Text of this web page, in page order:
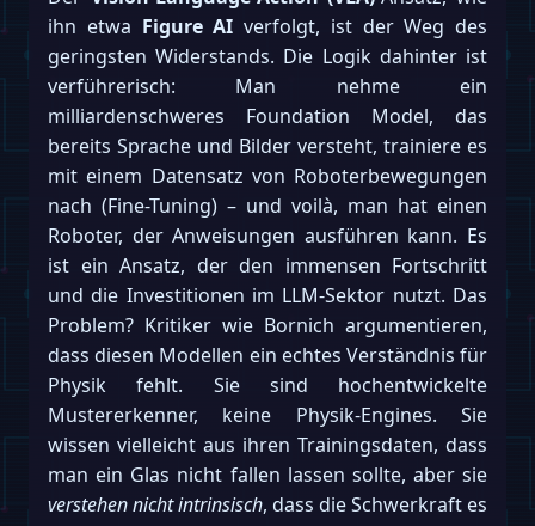
ihn etwa Figure AI verfolgt, ist der Weg des
geringsten Widerstands. Die Logik dahinter ist
verführerisch: Man nehme ein
milliardenschweres Foundation Model, das
bereits Sprache und Bilder versteht, trainiere es
mit einem Datensatz von Roboterbewegungen
nach (Fine-Tuning) – und voilà, man hat einen
Roboter, der Anweisungen ausführen kann. Es
ist ein Ansatz, der den immensen Fortschritt
und die Investitionen im LLM-Sektor nutzt. Das
Problem? Kritiker wie Bornich argumentieren,
dass diesen Modellen ein echtes Verständnis für
Physik fehlt. Sie sind hochentwickelte
Mustererkenner, keine Physik-Engines. Sie
wissen vielleicht aus ihren Trainingsdaten, dass
man ein Glas nicht fallen lassen sollte, aber sie
verstehen nicht intrinsisch, dass die Schwerkraft es